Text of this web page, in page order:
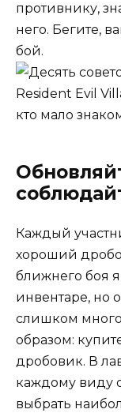
противнику,
него. Бегите,
бой.
Каждый
хороший
ближнего боя
инвентаре, но
слишком
образом:
дробовик. В
каждому виду
выбрать